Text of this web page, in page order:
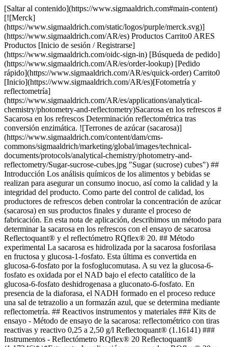
[Saltar al contenido](https://www.sigmaaldrich.com#main-content)
[![Merck]
(https://www.sigmaaldrich.com/static/logos/purple/merck.svg)]
(https://www.sigmaaldrich.com/AR/es) Productos Carrito0 ARES
Productos [Inicio de sesión / Registrarse]
(https://www.sigmaaldrich.com/oidc-sign-in) [Búsqueda de pedido]
(https://www.sigmaaldrich.com/AR/es/order-lookup) [Pedido
rápido](https://www.sigmaaldrich.com/AR/es/quick-order) Carrito0
[Inicio](https://www.sigmaaldrich.com/AR/es)[Fotometría y
reflectometría]
(https://www.sigmaaldrich.com/AR/es/applications/analytical-
chemistry/photometry-and-reflectometry)Sacarosa en los refrescos #
Sacarosa en los refrescos Determinación reflectométrica tras
conversión enzimática. ![Terrones de azúcar (sacarosa)]
(https://www.sigmaaldrich.com/content/dam/cms-
commons/sigmaaldrich/marketing/global/images/technical-
documents/protocols/analytical-chemistry/photometry-and-
reflectometry/Sugar-sucrose-cubes.jpg "Sugar (sucrose) cubes") ##
Introducción Los análisis químicos de los alimentos y bebidas se
realizan para asegurar un consumo inocuo, así como la calidad y la
integridad del producto. Como parte del control de calidad, los
productores de refrescos deben controlar la concentración de azúcar
(sacarosa) en sus productos finales y durante el proceso de
fabricación. En esta nota de aplicación, describimos un método para
determinar la sacarosa en los refrescos con el ensayo de sacarosa
Reflectoquant® y el reflectómetro RQflex® 20. ## Método
experimental La sacarosa es hidrolizada por la sacarosa fosforilasa
en fructosa y glucosa-1-fosfato. Esta última es convertida en
glucosa-6-fosfato por la fosfoglucomutasa. A su vez la glucosa-6-
fosfato es oxidada por el NAD bajo el efecto catalítico de la
glucosa-6-fosfato deshidrogenasa a gluconato-6-fosfato. En
presencia de la diaforasa, el NADH formado en el proceso reduce
una sal de tetrazolio a un formazán azul, que se determina mediante
reflectometría. ## Reactivos instrumentos y materiales ### Kits de
ensayo - Método de ensayo de la sacarosa: reflectométrico con tiras
reactivas y reactivo 0,25 a 2,50 g/l Reflectoquant® (1.16141) ###
Instrumentos - Reflectómetro RQflex® 20 Reflectoquant®